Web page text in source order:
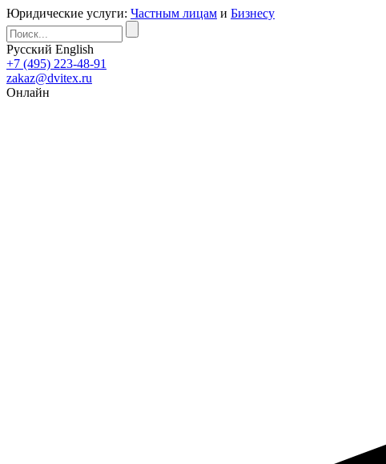
Юридические услуги: Частным лицам и Бизнесу
Русский English
+7 (495) 223-48-91
zakaz@dvitex.ru
Онлайн